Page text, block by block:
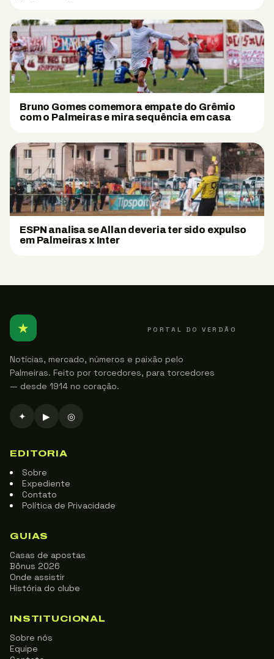
Bruno Gomes comemora empate do Grêmio
com o Palmeiras e mira sequência em casa
ESPN analisa se Allan deveria ter sido expulso
em Palmeiras x Inter
★ PORTAL DO VERDÃO
Notícias, mercado, números e paixão pelo
Palmeiras. Feito por torcedores, para torcedores
— desde 1914 no coração.
✦ ▶ ◎
EDITORIA
Sobre
Expediente
Contato
Política de Privacidade
GUIAS
Casas de apostas
Bônus 2026
Onde assistir
História do clube
INSTITUCIONAL
Sobre nós
Equipe